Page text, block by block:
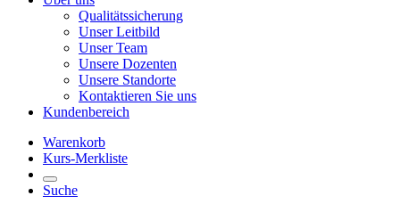
Qualitätssicherung
Unser Leitbild
Unser Team
Unsere Dozenten
Unsere Standorte
Kontaktieren Sie uns
Kundenbereich
Warenkorb
Kurs-Merkliste
Suche